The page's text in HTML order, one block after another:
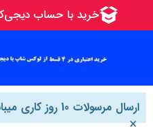
ارسال مرسولات 10 روز کاری میباشد